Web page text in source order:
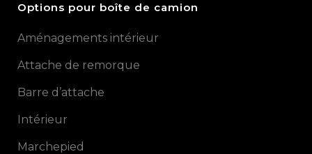
Options pour boîte de camion
Aménagements intérieur
Attache de remorque
Barre d’attache
Intérieur
Marchepied